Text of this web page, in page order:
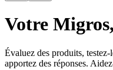
Votre
Évaluez des produits,
apportez des réponses.